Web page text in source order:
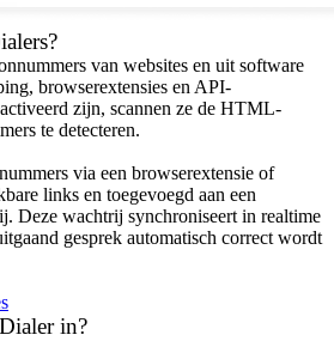
van websites en uit software
browserextensies en API-
zijn, scannen ze de HTML-
te detecteren.
via een browserextensie of
links en toegevoegd aan een
Deze wachtrij synchroniseert in realtime
gesprek automatisch correct wordt
in?